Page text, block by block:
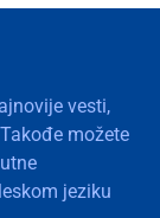
vesti,
možete
jeziku